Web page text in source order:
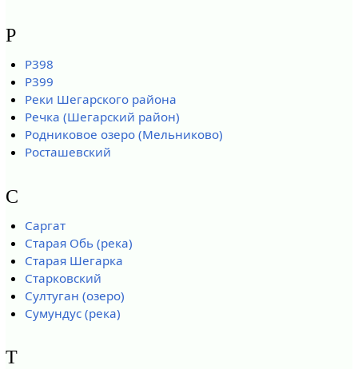
Р
Р398
Р399
Реки Шегарского района
Речка (Шегарский район)
Родниковое озеро (Мельниково)
Росташевский
С
Саргат
Старая Обь (река)
Старая Шегарка
Старковский
Султуган (озеро)
Сумундус (река)
Т